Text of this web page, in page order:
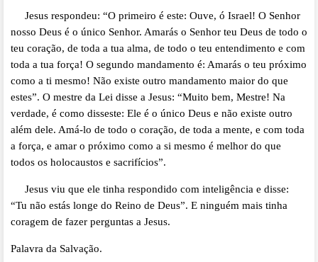
Jesus respondeu: “O primeiro é este: Ouve, ó Israel! O Senhor
nosso Deus é o único Senhor. Amarás o Senhor teu Deus de todo o
teu coração, de toda a tua alma, de todo o teu entendimento e com
toda a tua força! O segundo mandamento é: Amarás o teu próximo
como a ti mesmo! Não existe outro mandamento maior do que
estes”. O mestre da Lei disse a Jesus: “Muito bem, Mestre! Na
verdade, é como disseste: Ele é o único Deus e não existe outro
além dele. Amá-lo de todo o coração, de toda a mente, e com toda
a força, e amar o próximo como a si mesmo é melhor do que
todos os holocaustos e sacrifícios”.
Jesus viu que ele tinha respondido com inteligência e disse:
“Tu não estás longe do Reino de Deus”. E ninguém mais tinha
coragem de fazer perguntas a Jesus.
Palavra da Salvação.